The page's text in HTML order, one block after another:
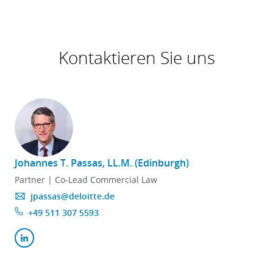
Kontaktieren Sie uns
Johannes T. Passas, LL.M. (Edinburgh)
Partner | Co-Lead Commercial Law
jpassas@deloitte.de
+49 511 307 5593